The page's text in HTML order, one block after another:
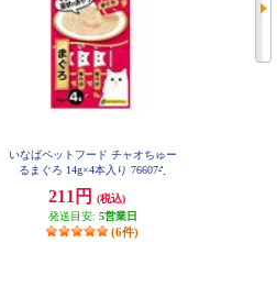
いなばペットフード チャオちゅー
るまぐろ 14g×4本入り 766074
211円
(税込)
発送目安: 5営業日
(6件)